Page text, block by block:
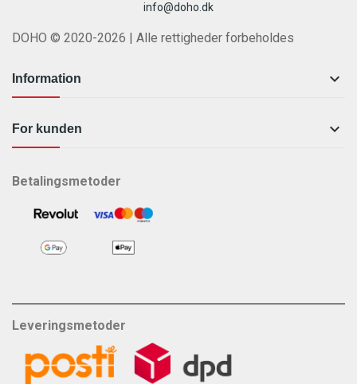
info@doho.dk
DOHO © 2020-2026 | Alle rettigheder forbeholdes
Information 
For kunden 
Betalingsmetoder
Leveringsmetoder